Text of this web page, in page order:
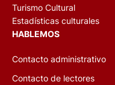
Turismo Cultural
Estadísticas culturales
HABLEMOS
Contacto administrativo
Contacto de lectores